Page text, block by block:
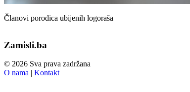
Članovi porodica ubijenih logoraša
Zamisli.ba
© 2026 Sva prava zadržana
O nama | Kontakt